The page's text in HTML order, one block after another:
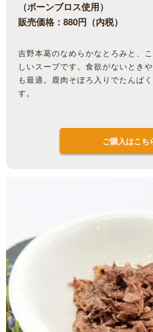
（ボーンブロス使用）
販売価格：880円（内税）
吉野本葛のなめらかなとろみと、
しいスープです。食欲がないとき
も最適。鹿肉そぼろ入りでたんぱ
す。
ご購入はこち